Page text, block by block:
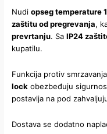
Nudiopseg temperature
zaštitu od pregrevanja,
prevrtanju. SaIP24
kupatilu.
Funkcija protiv
lock obezbeđuju
postavlja na pod
Dostava se dodatno